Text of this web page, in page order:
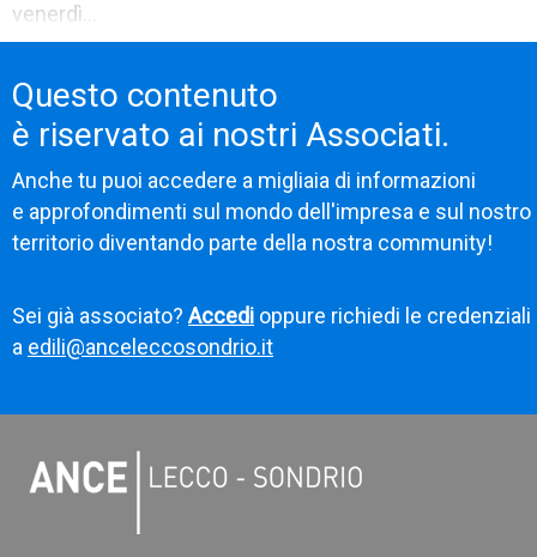
venerdì...
Questo contenuto
è riservato ai nostri Associati.
Anche tu puoi accedere a migliaia di informazioni
e approfondimenti sul mondo dell'impresa e sul nostro
territorio diventando parte della nostra community!
Sei già associato?Accedi oppure richiedi le credenziali
a edili@anceleccosondrio.it